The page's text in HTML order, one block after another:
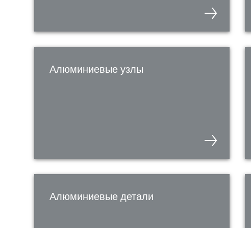
Алюминиевые узлы
Алюминиевые детали